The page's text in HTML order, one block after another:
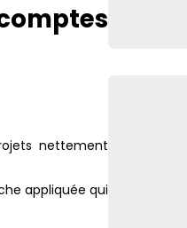
nettement
appliquée qui